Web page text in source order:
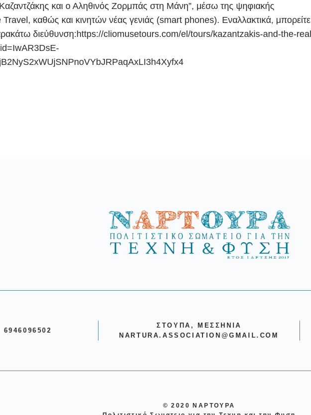
και ο Αληθινός Ζορμπάς στη Μάνη”, μέσω της ψηφιακής
καθώς και κινητών νέας γενιάς (smart phones). Εναλλακτικά, μπορείτε
διεύθυνση:https://cliomusetours.com/el/tours/kazantzakis-and-the-
ΣΤΟΎΠΑ, ΜΕΣΣΗΝΊΑ
NARTURA.ASSOCIATION@GMAIL.COM
© 2020 ΝΑΡΤΟΥΡΑ